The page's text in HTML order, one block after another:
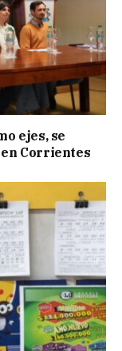
ejes, se
Corrientes